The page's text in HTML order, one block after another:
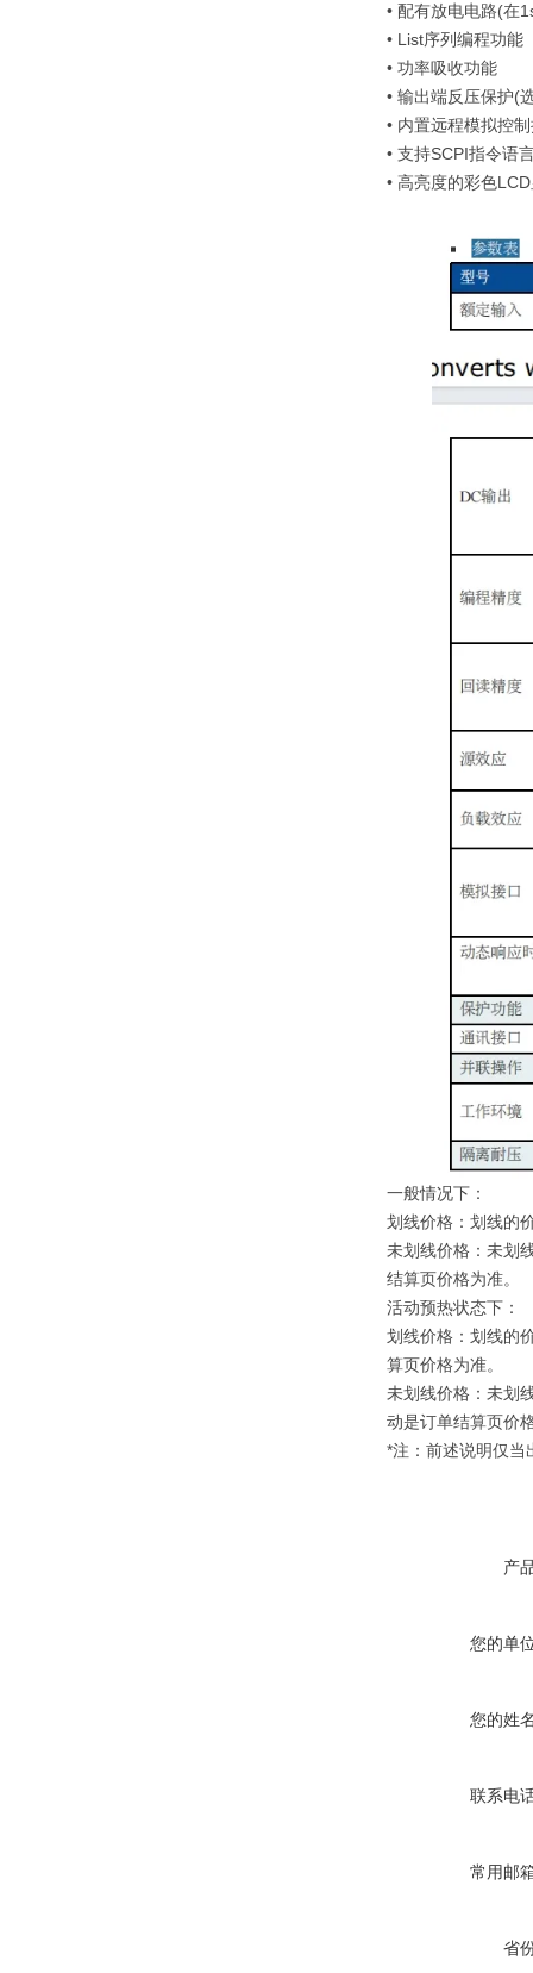
• 配有放电电路(在
• List序列编程功能
• 功率吸收功能
• 输出端反压保护(
• 内置远程模拟控
• 支持SCPI指令语
• 高亮度的彩色
一般情况下：
划线价格：划线的
未划线价格：未划
结算页价格为准。
活动预热状态下：
划线价格：划线的
算页价格为准。
未划线价格：未划
动是订单结算页价
*注：前述说明仅当
产
您的单
您的姓
联系电
常用邮
省